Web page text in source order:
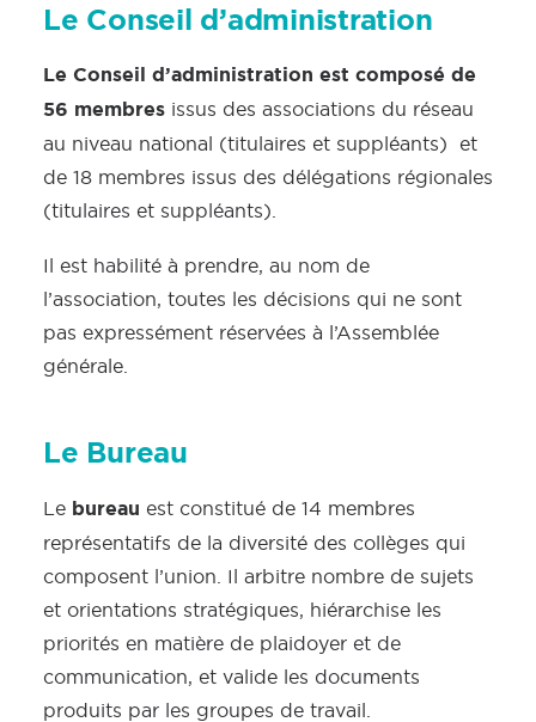
Le Conseil d’administration
Le Conseil d’administration est composé de
56 membres issus des associations du réseau
au niveau national (titulaires et suppléants) et
de 18 membres issus des délégations régionales
(titulaires et suppléants).
Il est habilité à prendre, au nom de
l’association, toutes les décisions qui ne sont
pas expressément réservées à l’Assemblée
générale.
Le Bureau
Le bureau est constitué de 14 membres
représentatifs de la diversité des collèges qui
composent l’union. Il arbitre nombre de sujets
et orientations stratégiques, hiérarchise les
priorités en matière de plaidoyer et de
communication, et valide les documents
produits par les groupes de travail.